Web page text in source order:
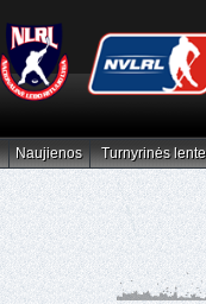
Naujienos
Naujienos Turnyrinės
Turnyrinės